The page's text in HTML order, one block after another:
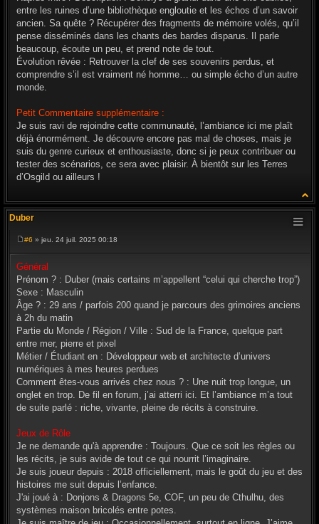
entre les ruines d’une bibliothèque engloutie et les échos d’un savoir
ancien. Sa quête ? Récupérer des fragments de mémoire volés, qu’il
pense disséminés dans les chants des bardes disparus. Il parle
beaucoup, écoute un peu, et prend note de tout.
Évolution rêvée : Retrouver la clef de ses souvenirs perdus, et
comprendre s’il est vraiment né homme… ou simple écho d’un autre
monde.
Petit Commentaire supplémentaire :
Je suis ravi de rejoindre cette communauté, l’ambiance ici me plaît
déjà énormément. Je découvre encore pas mal de choses, mais je
suis du genre curieux et enthousiaste, donc si je peux contribuer ou
tester des scénarios, ce sera avec plaisir. À bientôt sur les Terres
d’Osgild ou ailleurs !
Duber
e
s
s
a
e
#6 » jeu. 24 juil. 2025 00:18
Général
Prénom ? : Duber (mais certains m’appellent “celui qui cherche trop”)
Sexe : Masculin
Âge ? : 29 ans / parfois 200 quand je parcours des grimoires anciens
à 2h du matin
Partie du Monde / Région / Ville : Sud de la France, quelque part
entre mer, pierre et pixel
Métier / Étudiant en : Développeur web et architecte d’univers
numériques à mes heures perdues
Comment êtes-vous arrivés chez nous ? : Une nuit trop longue, un
onglet en trop. De fil en forum, j’ai atterri ici. Et l’ambiance m’a tout
de suite parlé : riche, vivante, pleine de récits à construire.
Jeux de Rôle
Je ne demande qu'à apprendre : Toujours. Que ce soit les règles ou
les récits, je suis avide de tout ce qui nourrit l’imaginaire.
Je suis joueur depuis : 2018 officiellement, mais le goût du jeu et des
histoires me suit depuis l’enfance.
J'ai joué à : Donjons & Dragons 5e, COF, un peu de Cthulhu, des
systèmes maison bricolés entre potes.